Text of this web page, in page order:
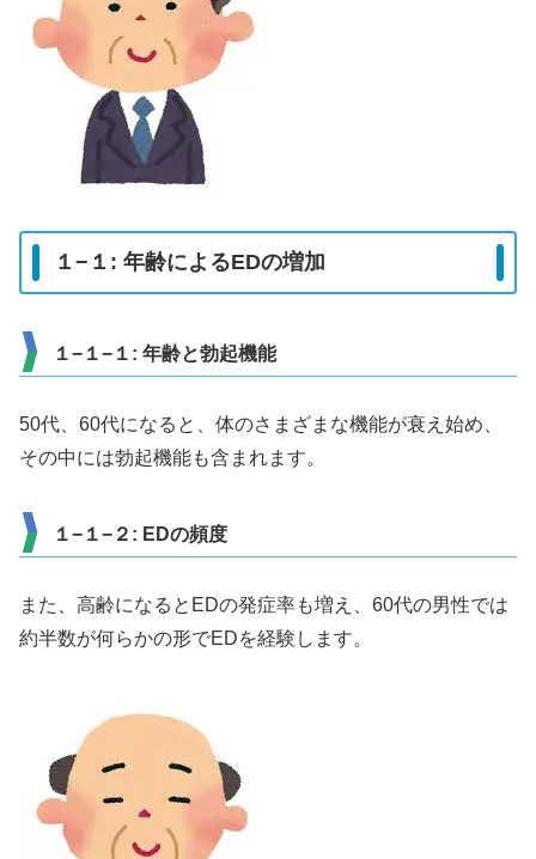
１−１: 年齢によるEDの増加
１−１−１: 年齢と勃起機能
50代、60代になると、体のさまざまな機能が衰え始め、
その中には勃起機能も含まれます。
１−１−２: EDの頻度
また、高齢になるとEDの発症率も増え、60代の男性では
約半数が何らかの形でEDを経験します。